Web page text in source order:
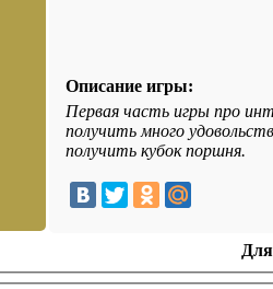
Описание игры:
Первая часть игры про
получить много
получить кубок поршня.